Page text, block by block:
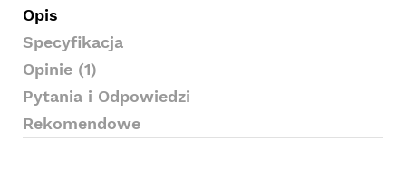
Opis
Specyfikacja
Opinie (1)
Pytania i Odpowiedzi
Rekomendowe